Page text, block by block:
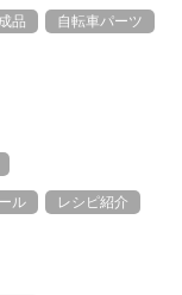
品 自転車パーツ
ル レシピ紹介